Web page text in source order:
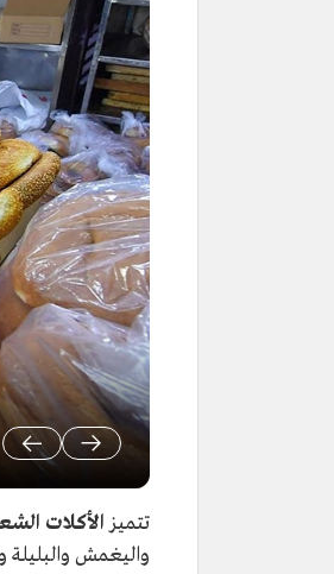
تتميز الأكلات
واليغمش والبليلة